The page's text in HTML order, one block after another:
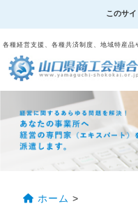
このサ
各種経営支援、各種共済制度、地域特産品
ホーム >